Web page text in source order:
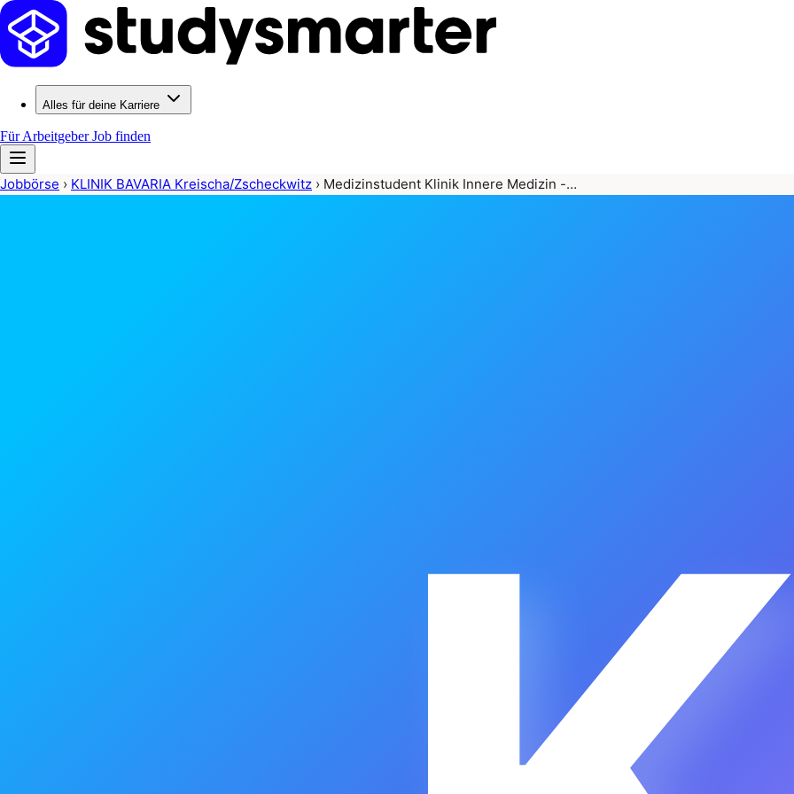
Alles für deine Karriere
Für ArbeitgeberJob finden
Jobbörse › KLINIK BAVARIA Kreischa/Zscheckwitz › Medizinstudent Klinik Innere Medizin -…